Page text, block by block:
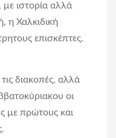
ιστορία αλλά
η Χαλκιδική
επισκέπτες.
διακοπές, αλλά
οι
με πρώτους και